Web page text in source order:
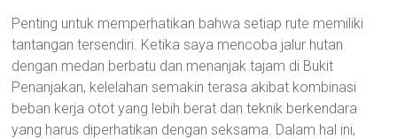
Penting untuk memperhatikan bahwa setiap rute memiliki
tantangan tersendiri. Ketika saya mencoba jalur hutan
dengan medan berbatu dan menanjak tajam di Bukit
Penanjakan, kelelahan semakin terasa akibat kombinasi
beban kerja otot yang lebih berat dan teknik berkendara
yang harus diperhatikan dengan seksama. Dalam hal ini,